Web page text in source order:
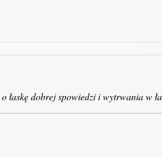
dobrej spowiedzi i wytrwania w